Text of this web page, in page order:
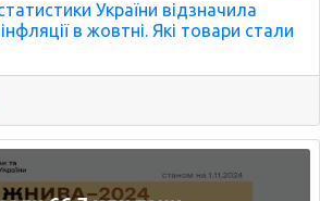
України відзначила
в жовтні. Які товари стали